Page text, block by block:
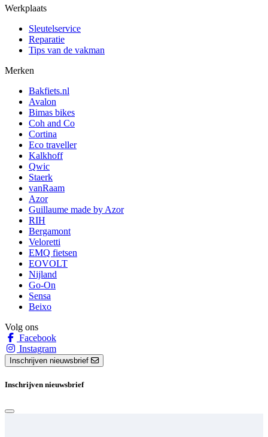
Werkplaats
Sleutelservice
Reparatie
Tips van de vakman
Merken
Bakfiets.nl
Avalon
Bimas bikes
Coh and Co
Cortina
Eco traveller
Kalkhoff
Qwic
Staerk
vanRaam
Azor
Guillaume made by Azor
RIH
Bergamont
Veloretti
EMQ fietsen
EOVOLT
Nijland
Go-On
Sensa
Beixo
Volg ons
Facebook
Instagram
Inschrijven nieuwsbrief
Inschrijven nieuwsbrief